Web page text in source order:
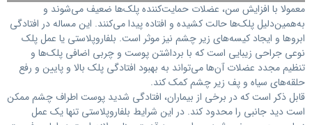
معمولا با افزایش سن، عضلات حمایت‌کننده پلک‌ها ضعیف می‌شوند و
به‌همین‌دلیل پلک‌ها حالت کشیده و افتاده پیدا می‌کنند. این مساله در افتادگی
ابروها و ایجاد کیسه‌های زیر چشم نیز موثر است. بلفاروپلاستی یا عمل پلک
نوعی جراحی زیبایی است که با برداشتن پوست و چربی اضافی پلک‌ها و
تنظیم مجدد عضلات آن‌ها می‌تواند به بهبود افتادگی پلک بالا و پایین و رفع
حلقه‌های سیاه و پف زیر چشم کمک کند.
قابل ذکر است که در برخی از بیماران، افتادگی شدید پوست اطراف چشم ممکن
است دید جانبی را محدود کند. در این شرایط بلفاروپلاستی تنها یک عمل